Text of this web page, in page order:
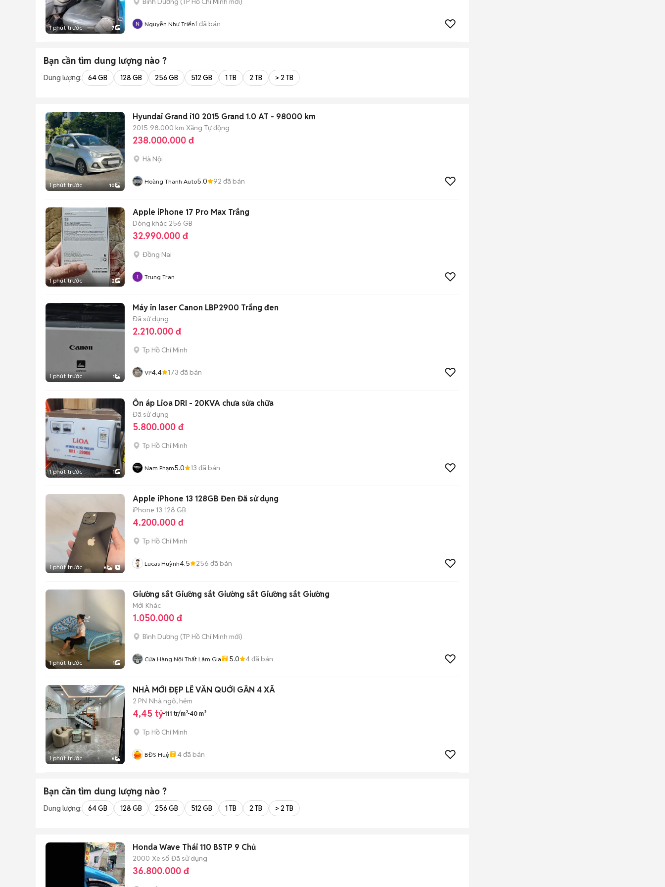
1 phút trước 7 Nguyễn Như Triển1 đã bán
Bạn cần tìm dung lượng nào ?
Dung lượng: 64 GB 128 GB 256 GB 512 GB 1 TB 2 TB > 2 TB
1 phút trước 10
Hyundai Grand i10 2015 Grand 1.0 AT - 98000 km
2015 98.000 km Xăng Tự động
238.000.000 đ
Hà Nội
Hoàng Thanh Auto5.0 92 đã bán
1 phút trước 2
Apple iPhone 17 Pro Max Trắng
Dòng khác 256 GB
32.990.000 đ
Đồng Nai
Trung Tran
1 phút trước 1
Máy in laser Canon LBP2900 Trắng đen
Đã sử dụng
2.210.000 đ
Tp Hồ Chí Minh
VP4.4 173 đã bán
1 phút trước 1
Ổn áp Lioa DRI - 20KVA chưa sửa chữa
Đã sử dụng
5.800.000 đ
Tp Hồ Chí Minh
Nam Phạm5.0 13 đã bán
1 phút trước 6
Apple iPhone 13 128GB Đen Đã sử dụng
iPhone 13 128 GB
4.200.000 đ
Tp Hồ Chí Minh
Lucas Huỳnh4.5 256 đã bán
1 phút trước 1
Giường sắt Giường sắt Giường sắt Giường sắt Giường
Mới Khác
1.050.000 đ
Bình Dương (TP Hồ Chí Minh mới)
Cửa Hàng Nội Thất Lâm Gia 5.0 4đã bán
1 phút trước 6
NHÀ MỚI ĐẸP LÊ VĂN QUỚI GẦN 4 XÃ
2 PN Nhà ngõ, hẻm
4,45 tỷ 111 tr/m² 40 m²
Tp Hồ Chí Minh
BĐS Huệ 4đã bán
Bạn cần tìm dung lượng nào ?
Dung lượng: 64 GB 128 GB 256 GB 512 GB 1 TB 2 TB > 2 TB
Honda Wave Thái 110 BSTP 9 Chủ
2000 Xe số Đã sử dụng
36.800.000 đ